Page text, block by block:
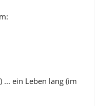
... ein Leben lang (im